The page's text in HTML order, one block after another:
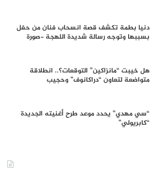
دنيا بطمة تكشف قصة انسحاب فنان من حفل
بسببها وتوجه رسالة شديدة اللهجة -صورة
هل خيبت “مانزاكين” التوقعات؟.. انطلاقة
متواضعة لتعاون “دراكانوف” وحجيب
“سي مهدي” يحدد موعد طرح أغنيته الجديدة
“كابريولي”